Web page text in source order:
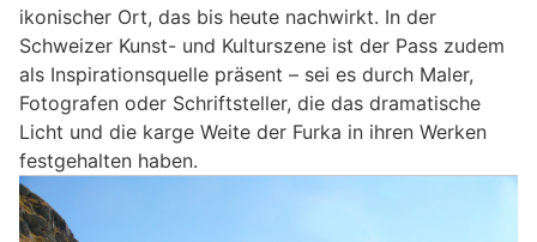
ikonischer Ort, das bis heute nachwirkt. In der
Schweizer Kunst- und Kulturszene ist der Pass zudem
als Inspirationsquelle präsent – sei es durch Maler,
Fotografen oder Schriftsteller, die das dramatische
Licht und die karge Weite der Furka in ihren Werken
festgehalten haben.